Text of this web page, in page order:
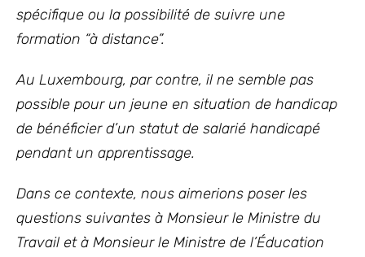
spécifique ou la possibilité de suivre une
formation “à distance”.
Au Luxembourg, par contre, il ne semble pas
possible pour un jeune en situation de handicap
de bénéficier d’un statut de salarié handicapé
pendant un apprentissage.
Dans ce contexte, nous aimerions poser les
questions suivantes à Monsieur le Ministre du
Travail et à Monsieur le Ministre de l’Éducation